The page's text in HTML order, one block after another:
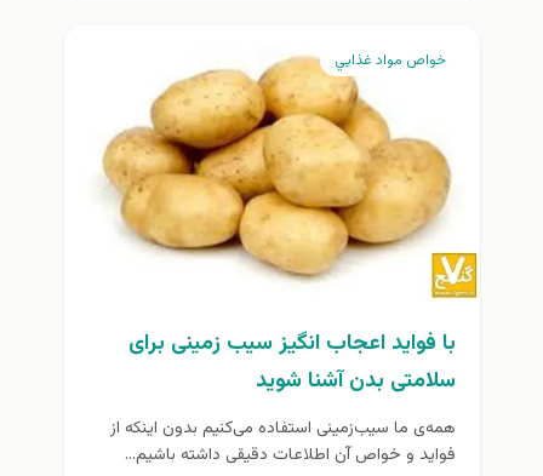
خواص مواد غذايي
با فوايد اعجاب انگيز سیب زمینی برای
سلامتی بدن آشنا شويد
همه‌ی ما سیب‌زمینی استفاده می‌کنیم بدون اینکه از
فواید و خواص آن اطلاعات دقیقی داشته باشیم...